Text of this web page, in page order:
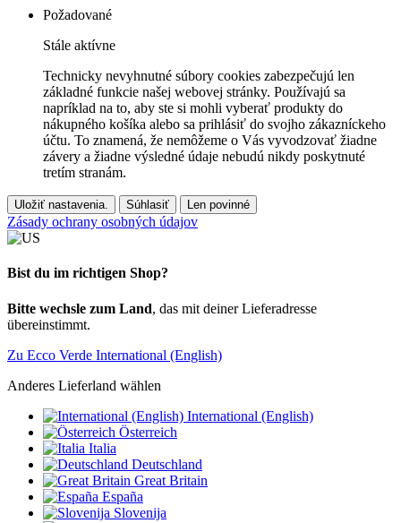
Požadované
Stále aktívne
Technicky nevyhnutné súbory cookies zabezpečujú len
základné funkcie našej webovej stránky. Používajú sa
napríklad na to, aby ste si mohli vyberať produkty do
nákupného košíka alebo sa prihlásiť do svojho zákazníckeho
účtu. To znamená, že nemôžeme o Vás vyvodzovať žiadne
závery a žiadne výsledné údaje nebudú nikdy poskytnuté
tretím stranám.
Uložiť nastavenia. Súhlasiť Len povinné
Zásady ochrany osobných údajov
Bist du im richtigen Shop?
Bitte wechsle zum Land, das mit deiner Lieferadresse
übereinstimmt.
Zu Ecco Verde International (English)
Anderes Lieferland wählen
International (English)
Österreich
Italia
Deutschland
Great Britain
España
Slovenija